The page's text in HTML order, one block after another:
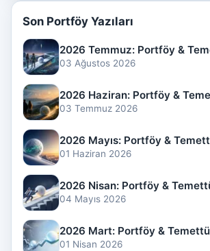
Son Portföy Yazıları
2026 Temmuz: Portföy &
03 Ağustos 2026
2026 Haziran: Portföy &
03 Temmuz 2026
2026 Mayıs: Portföy &
01 Haziran 2026
2026 Nisan: Portföy &
04 Mayıs 2026
2026 Mart: Portföy &
01 Nisan 2026